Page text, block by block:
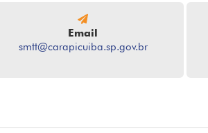
Email
smtt@carapicuiba.sp.gov.br